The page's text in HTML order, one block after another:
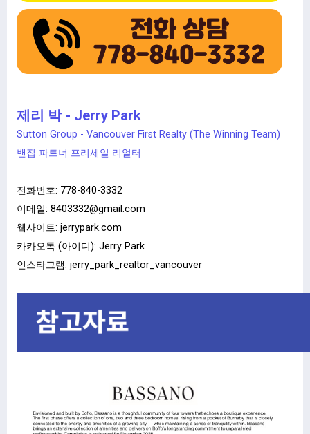
제리 박 - Jerry Park
Sutton Group - Vancouver First Realty (The Winning Team)
밴집 파트너 프리세일 리얼터
전화번호: 778-840-3332
이메일: 8403332@gmail.com
웹사이트: jerrypark.com
카카오톡 (아이디): Jerry Park
인스타그램: jerry_park_realtor_vancouver